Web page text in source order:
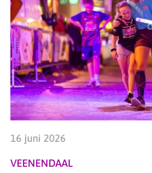
16 juni 2026
VEENENDAAL